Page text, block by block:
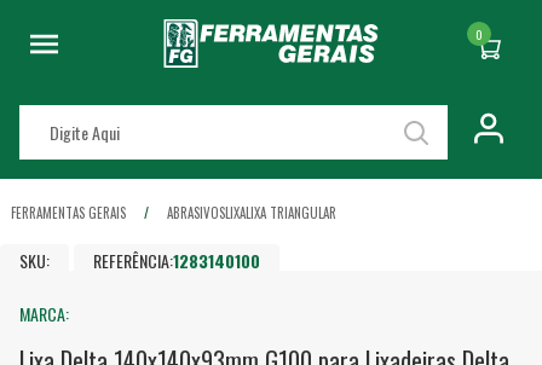
0
FERRAMENTAS GERAIS ABRASIVOSLIXALIXA TRIANGULAR
SKU: REFERÊNCIA:1283140100
MARCA: